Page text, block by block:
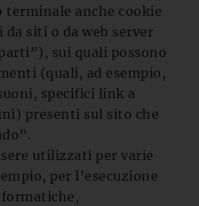
terminale anche cookie
siti o da web server
sui quali possono
(quali, ad esempio,
specifici link a
presenti sul sito che
utilizzati per varie
per l’esecuzione